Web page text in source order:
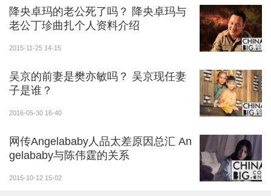
降央卓玛的老公死了吗？ 降央卓玛与
老公丁珍曲扎个人资料介绍
2015-11-25 14-15
吴京的前妻是樊亦敏吗？ 吴京现任妻
子是谁？
2016-05-30 16-40
网传Angelababy人品太差原因总汇 An
gelababy与陈伟霆的关系
2015-10-12 15-02